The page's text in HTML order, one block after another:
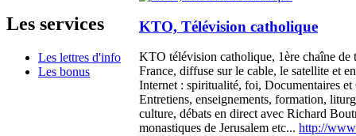
Les services
Les lettres d'info
Les bonus
KTO, Télévision catholique
KTO télévision catholique, 1ère chaîne de
France, diffuse sur le cable, le satellite et
Internet : spiritualité, foi, Documentaires et
Entretiens, enseignements, formation,
culture, débats en direct avec Richard
monastiques de Jerusalem etc... http://